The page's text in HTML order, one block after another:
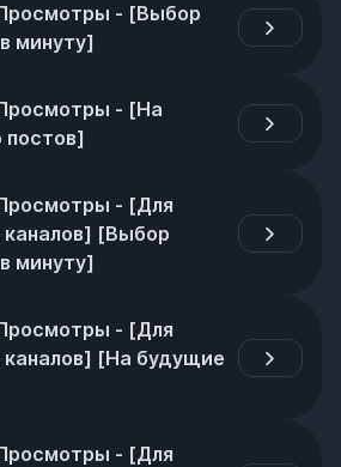
- [Выбор
минуту]
- [На
постов]
- [Для
[Выбор
минуту]
- [Для
[На будущие
- [Для